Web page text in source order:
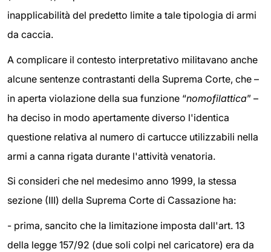
inapplicabilità del predetto limite a tale tipologia di armi
da caccia.
A complicare il contesto interpretativo militavano anche
alcune sentenze contrastanti della Suprema Corte, che –
in aperta violazione della sua funzione “nomofilattica” –
ha deciso in modo apertamente diverso l'identica
questione relativa al numero di cartucce utilizzabili nella
armi a canna rigata durante l'attività venatoria.
Si consideri che nel medesimo anno 1999, la stessa
sezione (III) della Suprema Corte di Cassazione ha:
- prima, sancito che la limitazione imposta dall'art. 13
della legge 157/92 (due soli colpi nel caricatore) era da